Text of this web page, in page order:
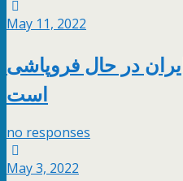
May 11, 2022
در حال فروپاشی
است
no responses
May 3, 2022